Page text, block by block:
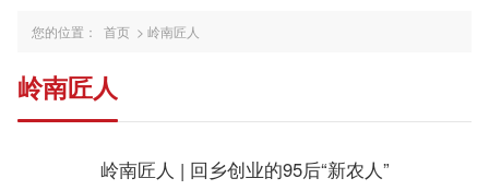
您的位置： 首页 > 岭南匠人
岭南匠人
岭南匠人 | 回乡创业的95后“新农人”